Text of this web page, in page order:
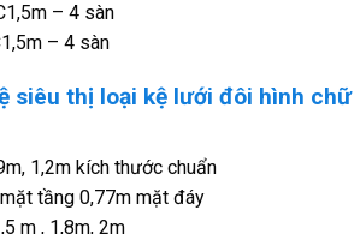
– 4 sàn
– 4 sàn
siêu thị loại kệ lưới đôi hình chữ
1,2m kích thước chuẩn
tầng 0,77m mặt đáy
m , 1,8m, 2m